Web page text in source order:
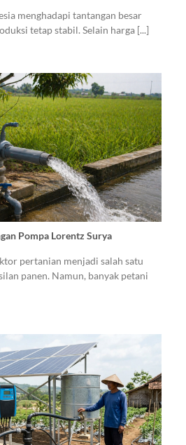
menghadapi tantangan besar
tetap stabil. Selain harga [...]
Pompa Lorentz Surya
pertanian menjadi salah satu
panen. Namun, banyak petani